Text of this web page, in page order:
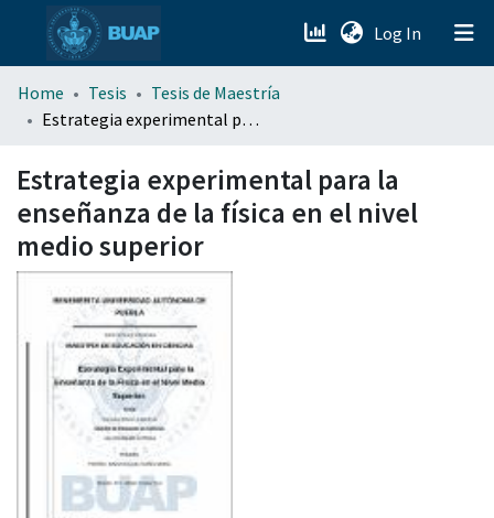
Log In (current)
menu.section.about_menu
Home Tesis
Tesis de Maestría
Estrategia experimental para la enseñanza de la física en el nivel medio superior
Estrategia experimental para la
enseñanza de la física en el nivel
medio superior